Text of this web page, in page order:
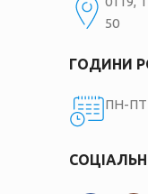
50
ГОДИНИ
ПН-ПТ